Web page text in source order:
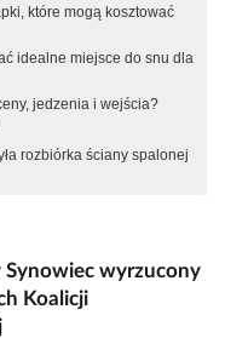
które mogą kosztować
idealne miejsce do snu dla
jedzenia i wejścia?
rozbiórka ściany spalonej
Synowiec wyrzucony
Koalicji